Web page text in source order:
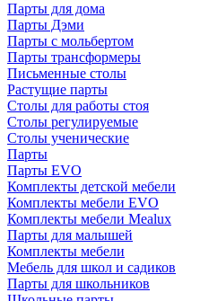
Парты для дома
Парты Дэми
Парты с мольбертом
Парты трансформеры
Письменные столы
Растущие парты
Столы для работы стоя
Столы регулируемые
Столы ученические
Парты
Парты EVO
Комплекты детской мебели
Комплекты мебели EVO
Комплекты мебели Mealux
Парты для малышей
Комплекты мебели
Мебель для школ и садиков
Парты для школьников